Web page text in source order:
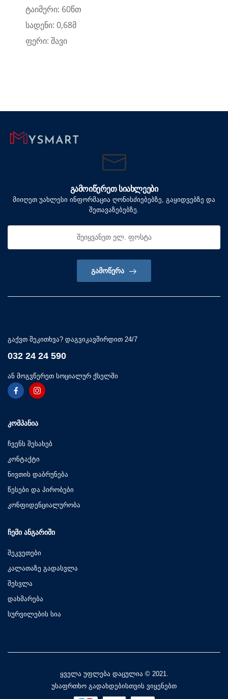
ტაიმერი: 60წთ
სადენი: 0,68მ
ფერი: შავი
ᲒᲐᲛᲝᲘᲬᲔᲠᲔᲗ ᲡᲘᲐᲮᲚᲔᲔᲑᲘ
მიიღეთ უახლესი ინფორმაცია ღონისძიებებზე, გაყიდვებზე და
შეთავაზებებზე.
ᲒᲐᲛᲝᲬᲔᲠᲐ
გაქვთ შეკითხვა? დაგვიკავშირდით 24/7
032 24 24 590
ან მოგვწერეთ სოციალურ ქსელში
ᲙᲝᲛᲞᲐᲜᲘᲐ
ჩვენს შესახებ
კონტაქტი
ნივთის დაბრუნება
წესები და პირობები
კონფიდენციალურობა
ᲩᲔᲛᲘ ᲐᲜᲒᲐᲠᲘᲨᲘ
შეკვეთები
კალათაზე გადასვლა
შესვლა
დახმარება
სურვილების სია
ყველა უფლება დაცულია © 2021.
უსაფრთხო გადახდებისთვის ვიყენებთ